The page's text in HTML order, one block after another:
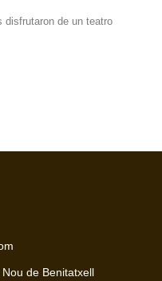
disfrutaron de un teatro
de Benitatxell